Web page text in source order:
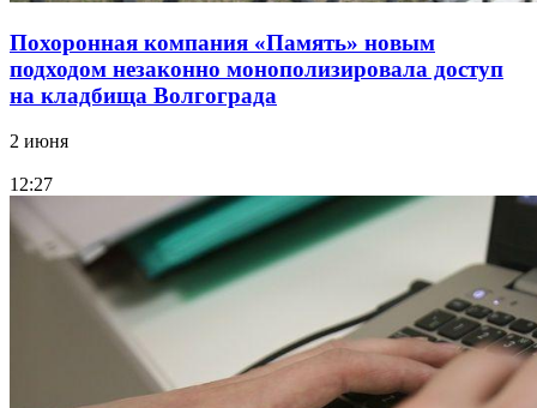
Похоронная компания «Память» новым
подходом незаконно монополизировала доступ
на кладбища Волгограда
2 июня
12:27